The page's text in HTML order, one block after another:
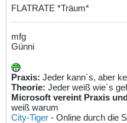
FLATRATE *Träum*
mfg
Günni
Praxis: Jeder kann´s, aber
Theorie: Jeder weiß wie´s
Microsoft vereint Praxis
weiß warum
City-Tiger - Online durch die